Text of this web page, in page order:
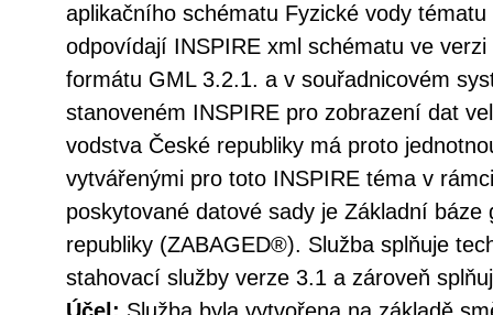
aplikačního schématu Fyzické vody
odpovídají INSPIRE xml schématu ve
formátu GML 3.2.1. a v souřadnicovém
stanoveném INSPIRE pro zobrazení dat
vodstva České republiky má proto
vytvářenými pro toto INSPIRE téma v
poskytované datové sady je Základní báze
republiky (ZABAGED®). Služba splňuje
stahovací služby verze 3.1 a zároveň